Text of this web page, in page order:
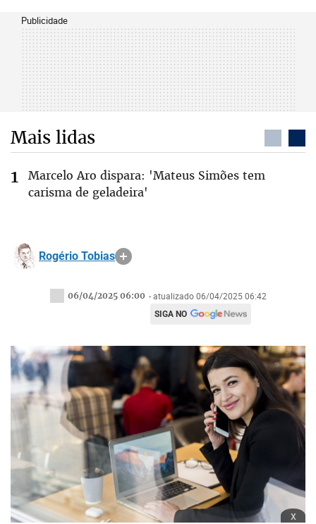
Publicidade
Mais lidas
Marcelo Aro dispara: 'Mateus Simões tem
carisma de geladeira'
Rogério Tobias
06/04/2025 06:00 - atualizado 06/04/2025 06:42
SIGA NO
x